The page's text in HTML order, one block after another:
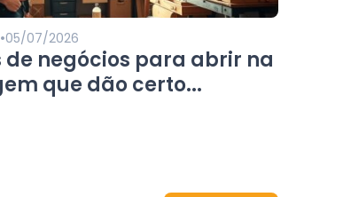
•05/07/2026
de negócios para abrir na
que dão certo...